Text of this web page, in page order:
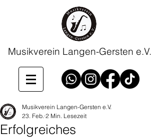
Musikverein Langen-Gersten e.V.
Erfolgreiches
Musikverein Langen-Gersten e.V.
23. Feb. 2 Min. Lesezeit